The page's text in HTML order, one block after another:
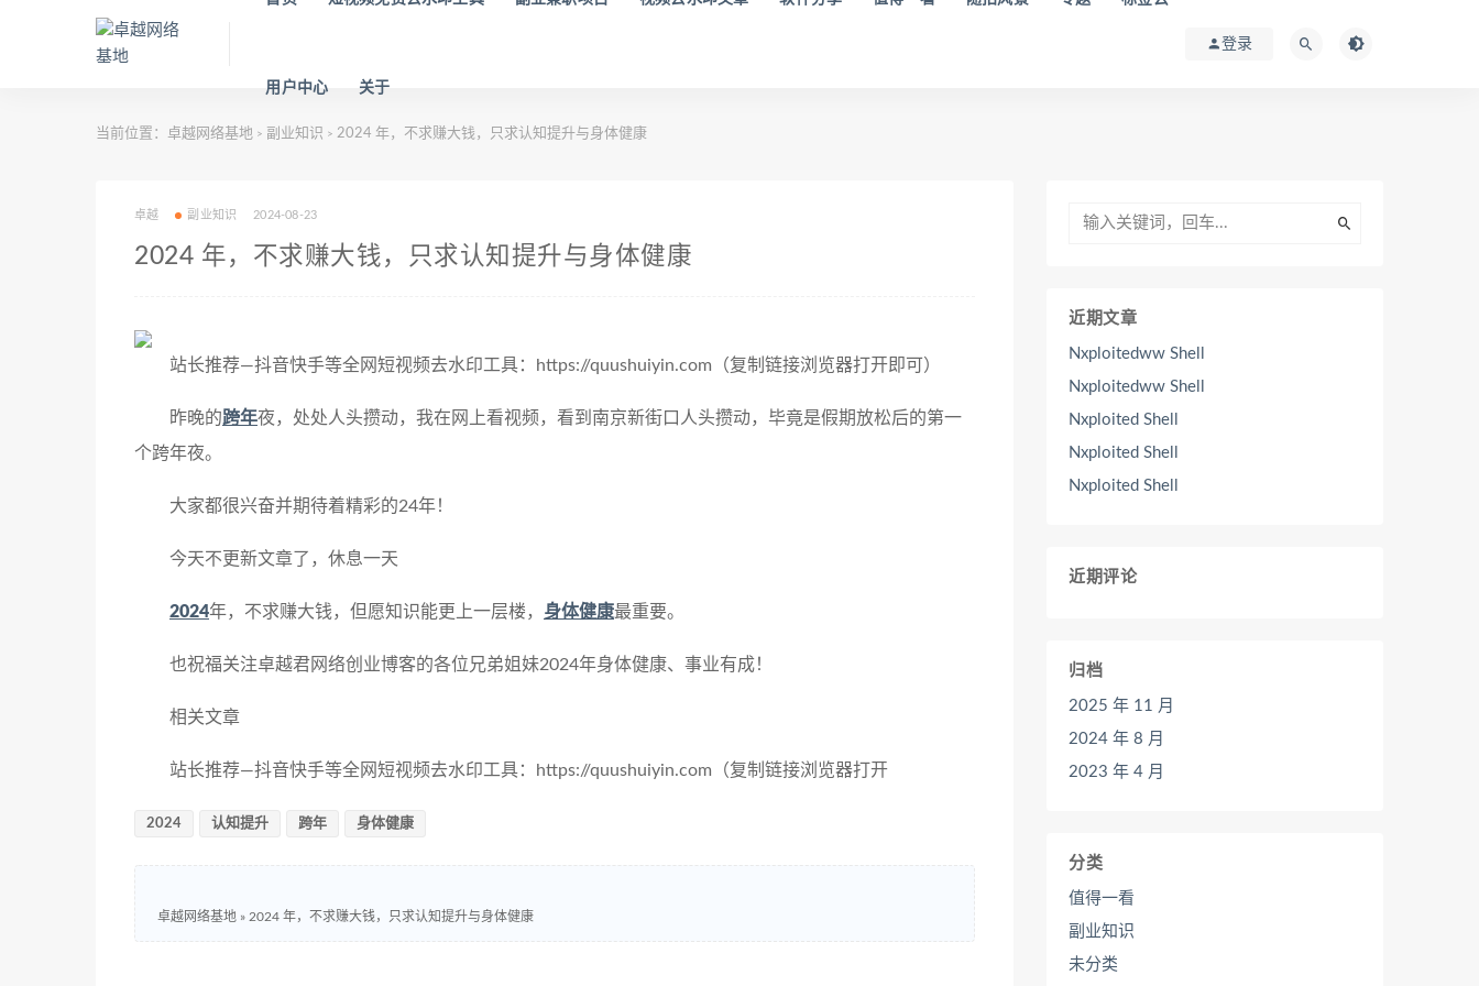
用户中心 关于
登录
当前位置： 卓越网络基地 > 副业知识 > 2024 年，不求赚大钱，只求认知提升与身体健康
卓越 副业知识 2024-08-23
2024 年，不求赚大钱，只求认知提升与身体健康
站长推荐—抖音快手等全网短视频去水印工具：https://quushuiyin.com（复制链接浏览器打开即可）
昨晚的跨年夜，处处人头攒动，我在网上看视频，看到南京新街口人头攒动，毕竟是假期放松后的第一
个跨年夜。
大家都很兴奋并期待着精彩的24年！
今天不更新文章了，休息一天
2024年，不求赚大钱，但愿知识能更上一层楼， 身体健康最重要。
也祝福关注卓越君网络创业博客的各位兄弟姐妹2024年身体健康、事业有成！
相关文章
站长推荐—抖音快手等全网短视频去水印工具：https://quushuiyin.com（复制链接浏览器打开
2024 认知提升 跨年 身体健康
卓越网络基地 » 2024 年，不求赚大钱，只求认知提升与身体健康
近期文章
Nxploitedww Shell
Nxploitedww Shell
Nxploited Shell
Nxploited Shell
Nxploited Shell
近期评论
归档
2025 年 11 月
2024 年 8 月
2023 年 4 月
分类
值得一看
副业知识
未分类